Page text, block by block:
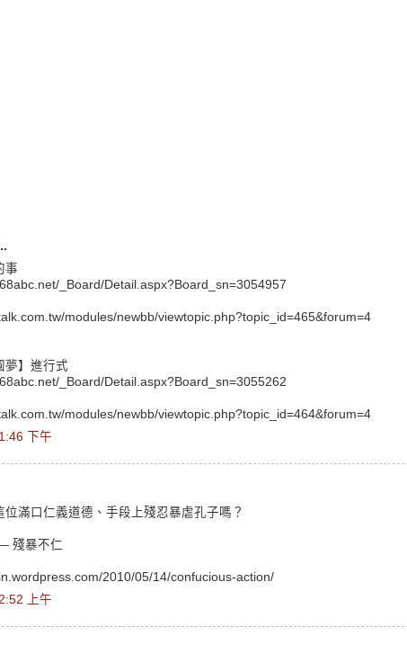
事
_Board/Detail.aspx?Board_sn=3054957
modules/newbb/viewtopic.php?topic_id=465&forum=4
夢】進行式
_Board/Detail.aspx?Board_sn=3055262
modules/newbb/viewtopic.php?topic_id=464&forum=4
下午
位滿口仁義道德、手段上殘忍暴虐孔子嗎？
殘暴不仁
2010/05/14/confucious-action/
上午